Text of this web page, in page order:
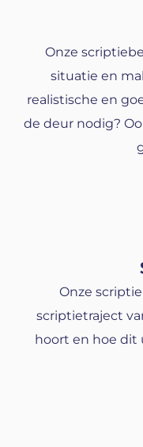
Onze
situatie en
realistische en
de deur nodig?
Onze
scriptietraject
hoort en hoe